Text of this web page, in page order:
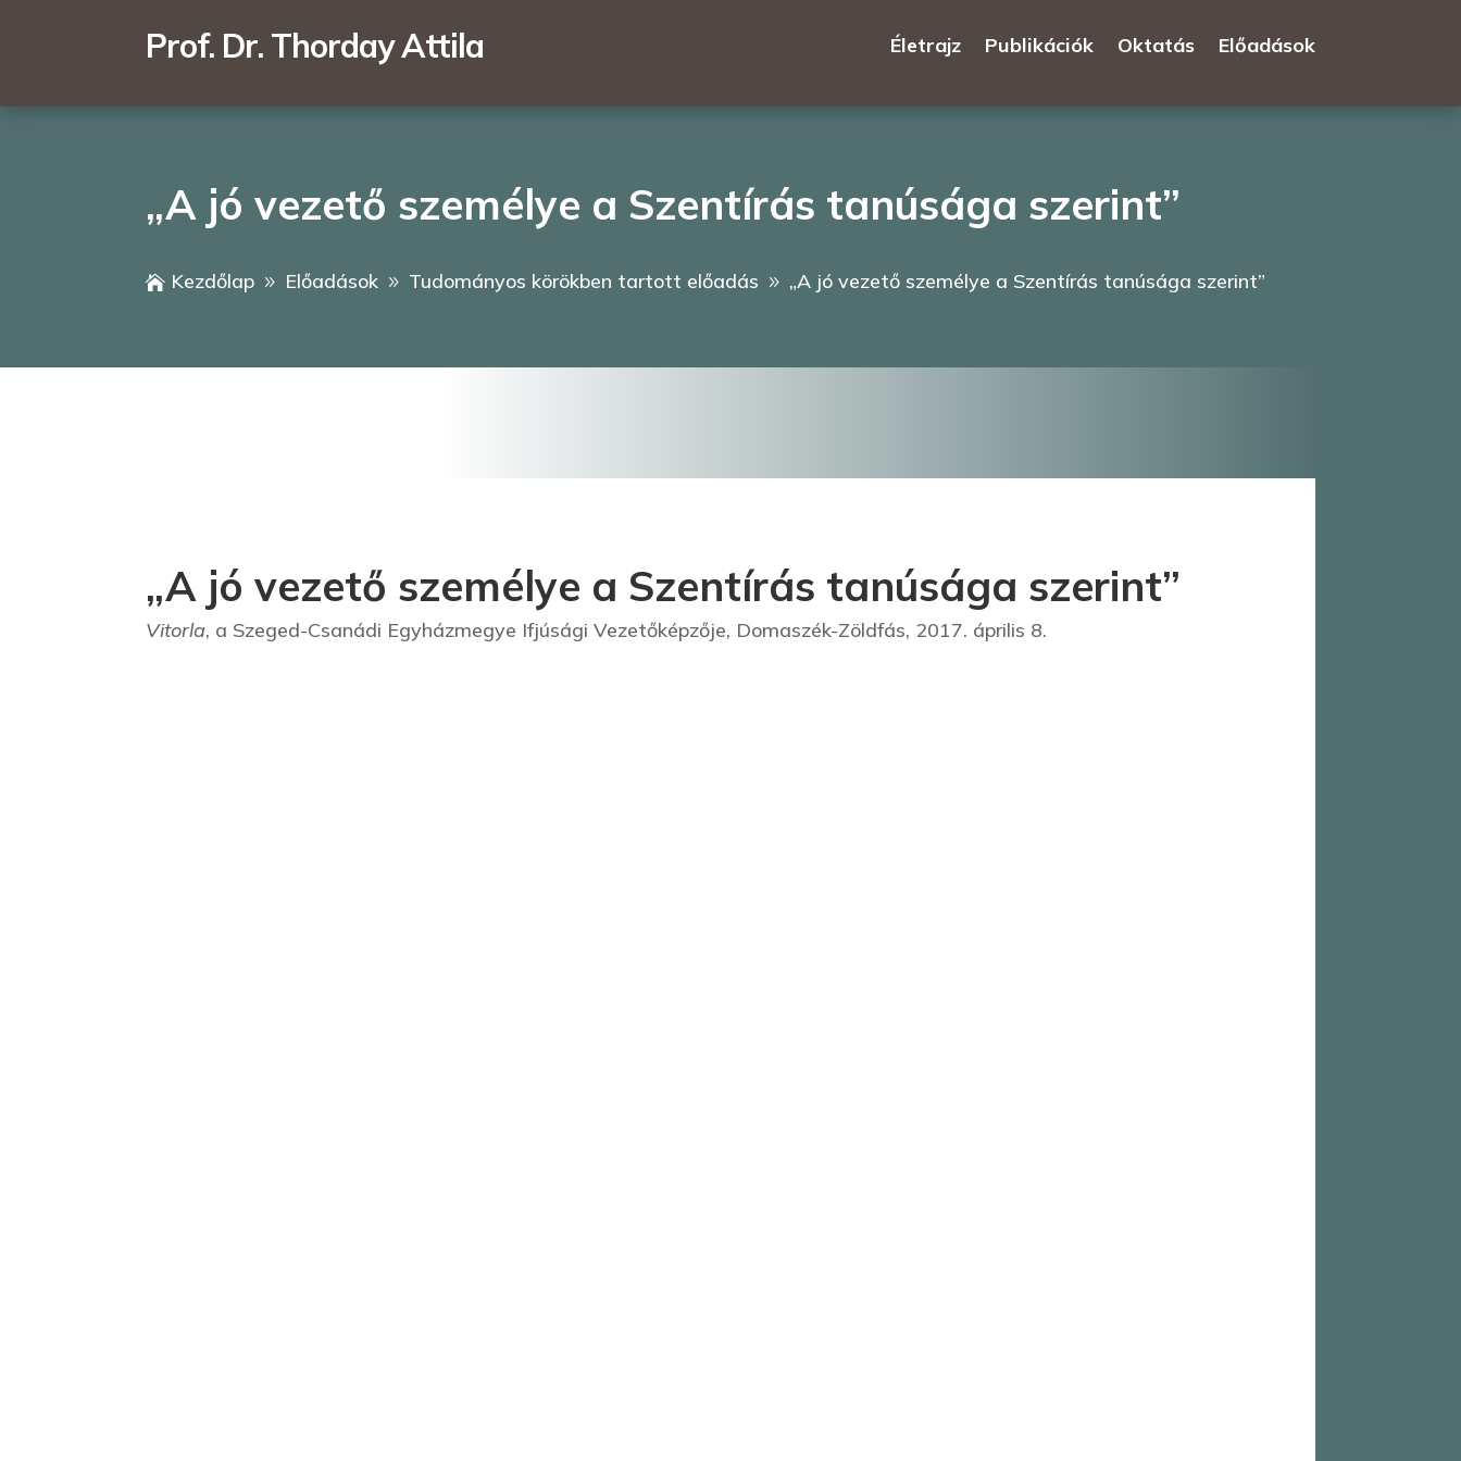
Prof. Dr. Thorday Attila Életrajz Publikációk Oktatás Előadások
„A jó vezető személye a Szentírás tanúsága szerint”
 Kezdőlap 9 Előadások 9 Tudományos körökben tartott előadás 9 „A jó vezető személye a Szentírás tanúsága szerint”
„A jó vezető személye a Szentírás tanúsága szerint”
Vitorla, a Szeged-Csanádi Egyházmegye Ifjúsági Vezetőképzője, Domaszék-Zöldfás, 2017. április 8.